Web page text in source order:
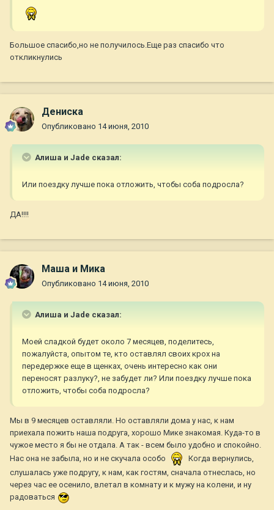
Большое спасибо,но не получилось.Еще раз спасибо что
откликнулись
Дениска
Опубликовано 14 июня, 2010
Алиша и Jade сказал:
Или поездку лучше пока отложить, чтобы соба подросла?
ДА!!!!
Маша и Мика
Опубликовано 14 июня, 2010
Алиша и Jade сказал:
Моей сладкой будет около 7 месяцев, поделитесь,
пожалуйста, опытом те, кто оставлял своих крох на
передержке еще в щенках, очень интересно как они
переносят разлуку?, не забудет ли? Или поездку лучше пока
отложить, чтобы соба подросла?
Мы в 9 месяцев оставляли. Но оставляли дома у нас, к нам
приехала пожить наша подруга, хорошо Мике знакомая. Куда-то в
чужое место я бы не отдала. А так - всем было удобно и спокойно.
Нас она не забыла, но и не скучала особо
Когда вернулись,
слушалась уже подругу, к нам, как гостям, сначала отнеслась, но
через час ее осенило, влетал в комнату и к мужу на колени, и ну
радоваться